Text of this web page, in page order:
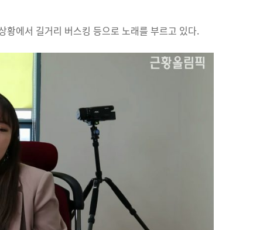
황에서 길거리 버스킹 등으로 노래를 부르고 있다.